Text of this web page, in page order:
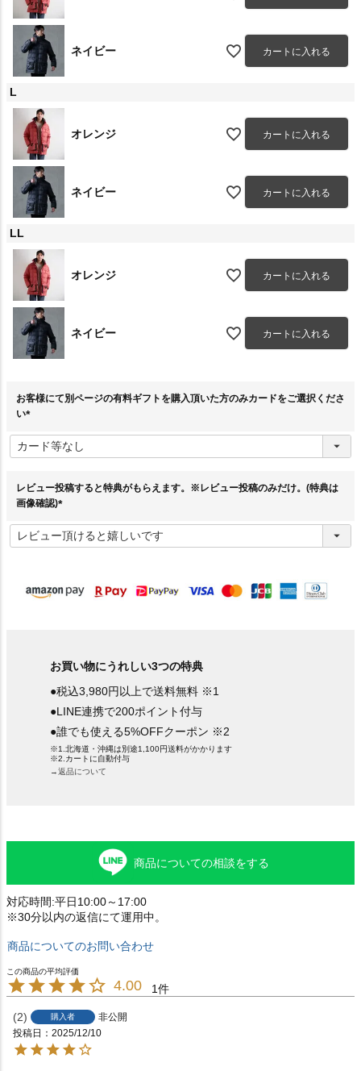
ネイビー カートに入れる
L
オレンジ カートに入れる
ネイビー カートに入れる
LL
オレンジ カートに入れる
ネイビー カートに入れる
お客様にて別ページの有料ギフトを購入頂いた方のみカードをご選択くださ
い
必
須
レビュー投稿すると特典がもらえます。※レビュー投稿のみだけ。(特典は
画像確認)
必
須
お買い物にうれしい3つの特典
●税込3,980円以上で送料無料 ※1
●LINE連携で200ポイント付与
●誰でも使える5%OFFクーポン ※2
※1.北海道・沖縄は別途1,100円送料がかかります
※2.カートに自動付与
→返品について
商品についての相談をする
対応時間:平日10:00～17:00
※30分以内の返信にて運用中。
商品についてのお問い合わせ
4.00 1
2 購入者
非公開
投稿日
2025/12/10